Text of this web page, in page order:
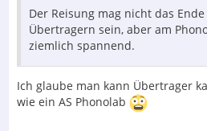
Der Reisung mag nicht das
Übertragern sein, aber am
ziemlich spannend.
Ich glaube man kann Übertrager
wie ein AS Phonolab